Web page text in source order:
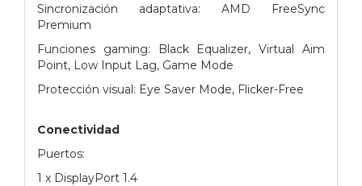
Sincronización adaptativa: AMD FreeSync
Premium
Funciones gaming: Black Equalizer, Virtual Aim
Point, Low Input Lag, Game Mode
Protección visual: Eye Saver Mode, Flicker-Free
Conectividad
Puertos:
1 x DisplayPort 1.4